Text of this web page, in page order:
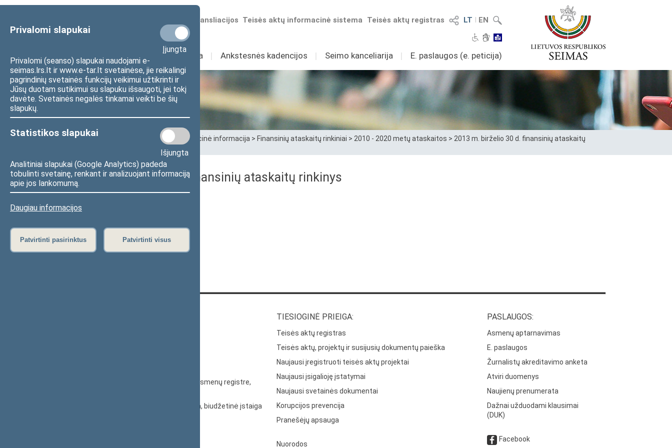
Privalomi slapukai
Įjungta
Privalomi (seanso) slapukai naudojami e-
seimas.lrs.lt ir www.e-tar.lt svetainėse, jie reikalingi
pagrindinių svetainės funkcijų veikimui užtikrinti ir
Jūsų duotam sutikimui su slapuku išsaugoti, jei tokį
davėte. Svetainės negalės tinkamai veikti be šių
slapukų.
Statistikos slapukai
Išjungta
Analitiniai slapukai (Google Analytics) padeda
tobulinti svetainę, renkant ir analizuojant informaciją
apie jos lankomumą.
Daugiau informacijos
Patvirtinti pasirinktus Patvirtinti visus
LT I EN
Teisės aktų registras
Teisės aktų informacinė sistema
Numatomos transliacijos
Sudėtis Veikla I Ankstesnės kadencijos I Seimo kanceliarija I E. paslaugos (e. peticija)
Seimo kanceliarija
Pradžia>Seimo kanceliarija >Administracinė informacija > Finansinių ataskaitų rinkiniai > 2010 - 2020 metų ataskaitos > 2013 m. birželio 30 d. finansinių ataskaitų
2013 m. birželio 30 d. finansinių ataskaitų rinkinys
Veiklos rezultatų ataskaita
Duomenys kaupiami ir saugomi Juridinių asmenų registre,
© Lietuvos Respublikos Seimo kanceliarija, biudžetinė įstaiga
TIESIOGINĖ PRIEIGA:
Teisės aktų registras
Teisės aktų, projektų ir susijusių dokumentų paieška
Naujausi įregistruoti teisės aktų projektai
Naujausi įsigalioję įstatymai
Naujausi svetainės dokumentai
Korupcijos prevencija
Pranešėjų apsauga
Nuorodos
PASLAUGOS:
Asmenų aptarnavimas
E. paslaugos
Žurnalistų akreditavimo anketa
Atviri duomenys
Naujienų prenumerata
Dažnai užduodami klausimai
(DUK)
Facebook